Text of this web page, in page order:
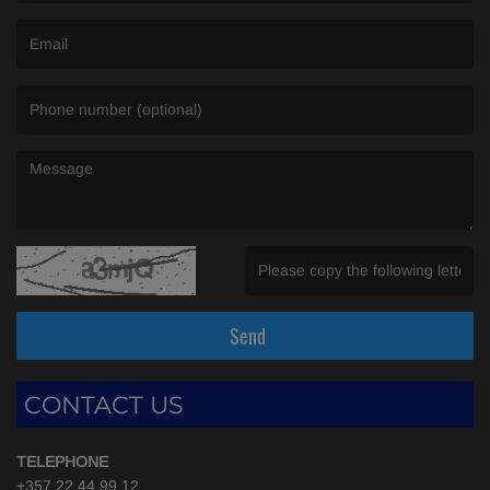
Send
CONTACT US
TELEPHONE
+357 22 44 99 12